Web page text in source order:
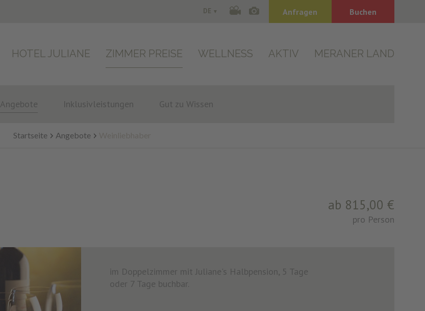
Anfragen Buchen
DE
HOTEL JULIANE ZIMMER PREISE WELLNESS AKTIV MERANER LAND
Angebote Inklusivleistungen Gut zu Wissen
Startseite Angebote
ab 815,00 €
pro Person
im Doppelzimmer mit Juliane's Halbpension, 5 Tage
oder 7 Tage buchbar.